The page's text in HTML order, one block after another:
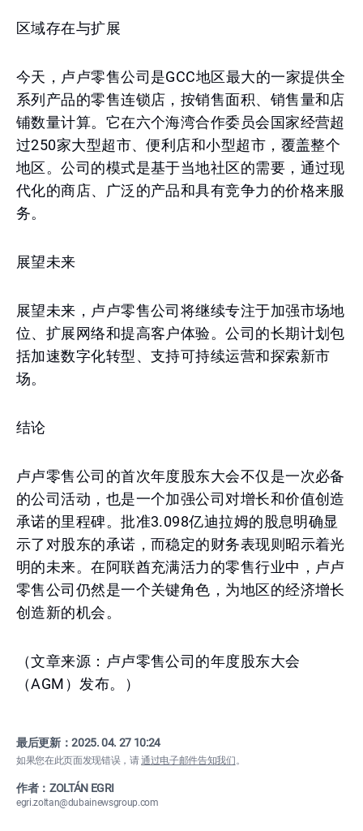
区域存在与扩展
今天，卢卢零售公司是GCC地区最大的一家提供全
系列产品的零售连锁店，按销售面积、销售量和店
铺数量计算。它在六个海湾合作委员会国家经营超
过250家大型超市、便利店和小型超市，覆盖整个
地区。公司的模式是基于当地社区的需要，通过现
代化的商店、广泛的产品和具有竞争力的价格来服
务。
展望未来
展望未来，卢卢零售公司将继续专注于加强市场地
位、扩展网络和提高客户体验。公司的长期计划包
括加速数字化转型、支持可持续运营和探索新市
场。
结论
卢卢零售公司的首次年度股东大会不仅是一次必备
的公司活动，也是一个加强公司对增长和价值创造
承诺的里程碑。批准3.098亿迪拉姆的股息明确显
示了对股东的承诺，而稳定的财务表现则昭示着光
明的未来。在阿联酋充满活力的零售行业中，卢卢
零售公司仍然是一个关键角色，为地区的经济增长
创造新的机会。
（文章来源：卢卢零售公司的年度股东大会
（AGM）发布。）
最后更新：2025. 04. 27 10:24
如果您在此页面发现错误，请通过电子邮件告知我们。
作者：ZOLTÁN EGRI
egri.zoltan@dubainewsgroup.com